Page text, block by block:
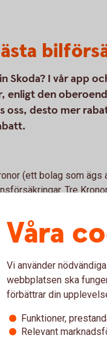
Skoda? I vår app
enligt den
oss, desto mer
(ett bolag som ägs
Tre
är
vi erbjuder kan
Våra
Vi använder
webbplatsen ska
förbättrar din
Funktioner,
Relevant